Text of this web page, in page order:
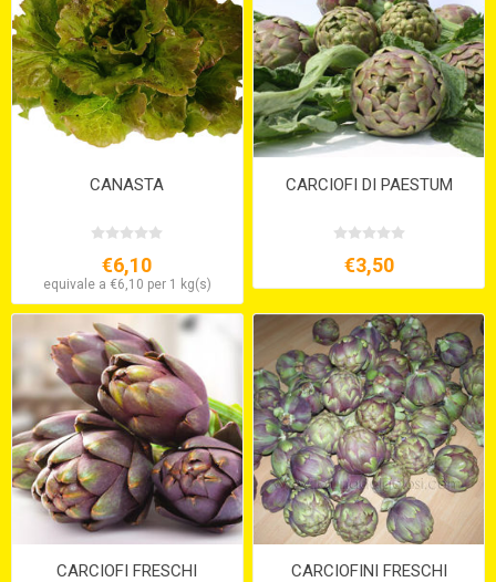
CANASTA
€6,10
equivale a €6,10 per 1 kg(s)
CARCIOFI DI PAESTUM
€3,50
CARCIOFI FRESCHI
CARCIOFINI FRESCHI